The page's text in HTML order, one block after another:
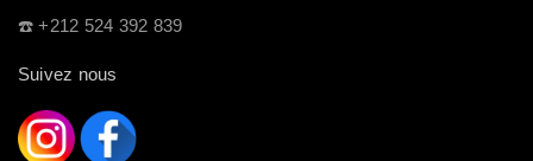
☎️​ +212 524 392 839
Suivez nous